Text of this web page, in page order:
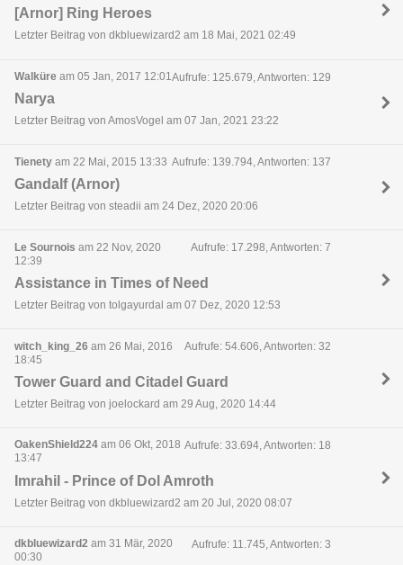
[Arnor] Ring Heroes
Letzter Beitrag von dkbluewizard2 am 18 Mai, 2021 02:49
Walküre am 05 Jan, 2017 12:01 Aufrufe: 125.679, Antworten: 129
Narya
Letzter Beitrag von AmosVogel am 07 Jan, 2021 23:22
Tienety am 22 Mai, 2015 13:33 Aufrufe: 139.794, Antworten: 137
Gandalf (Arnor)
Letzter Beitrag von steadii am 24 Dez, 2020 20:06
Le Sournois am 22 Nov, 2020
12:39
Aufrufe: 17.298, Antworten: 7
Assistance in Times of Need
Letzter Beitrag von tolgayurdal am 07 Dez, 2020 12:53
witch_king_26 am 26 Mai, 2016
18:45
Aufrufe: 54.606, Antworten: 32
Tower Guard and Citadel Guard
Letzter Beitrag von joelockard am 29 Aug, 2020 14:44
OakenShield224 am 06 Okt, 2018
13:47
Aufrufe: 33.694, Antworten: 18
Imrahil - Prince of Dol Amroth
Letzter Beitrag von dkbluewizard2 am 20 Jul, 2020 08:07
dkbluewizard2 am 31 Mär, 2020
00:30
Aufrufe: 11.745, Antworten: 3